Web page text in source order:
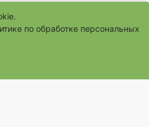
по обработке персональных
«Шанс.Ру»
товарными